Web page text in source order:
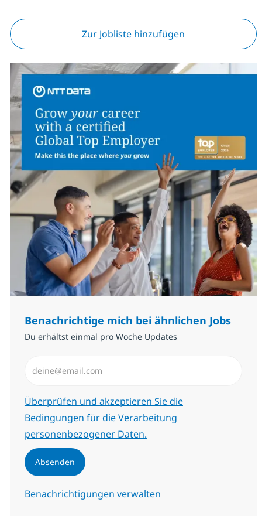
Zur Jobliste hinzufügen
Benachrichtige mich bei ähnlichen Jobs
Du erhältst einmal pro Woche Updates
Erforderlich
Überprüfen und akzeptieren Sie die
Bedingungen für die Verarbeitung
personenbezogener Daten.
Absenden
Benachrichtigungen verwalten